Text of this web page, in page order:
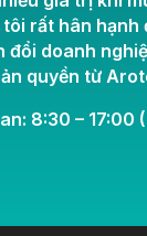
rất hân hạnh
đổi doanh
quyền từ
8:30 – 17:00